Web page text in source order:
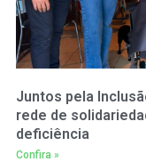
Juntos pela
rede de
deficiência
Confira »